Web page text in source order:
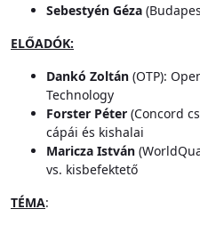
Sebestyén Géza
ELŐADÓK:
Dankó Zoltán (OTP):
Technology
Forster Péter (Concord
cápái és kishalai
Maricza István
vs. kisbefektető
TÉMA: